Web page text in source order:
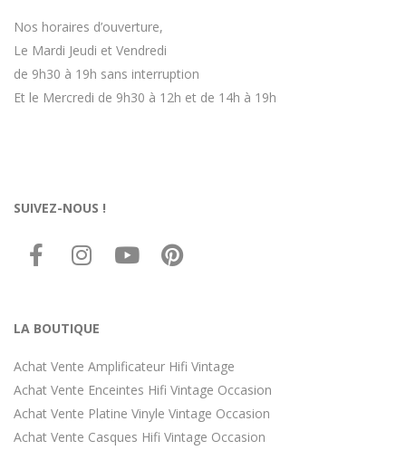
Nos horaires d’ouverture,
Le Mardi Jeudi et Vendredi
de 9h30 à 19h sans interruption
Et le Mercredi de 9h30 à 12h et de 14h à 19h
SUIVEZ-NOUS !
LA BOUTIQUE
Achat Vente Amplificateur Hifi Vintage
Achat Vente Enceintes Hifi Vintage Occasion
Achat Vente Platine Vinyle Vintage Occasion
Achat Vente Casques Hifi Vintage Occasion